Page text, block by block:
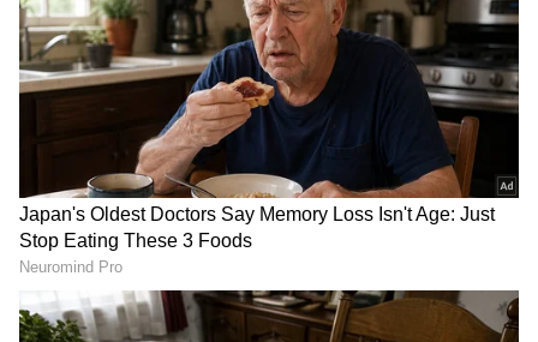
ಸಭೆಯ ನಂತರ ಮಾತನಾಡಿದ ಎಸ್‌.ಆರ್‌.ವಿಶ್ವನಾಥ್‌,
ಬೆಂಗಳೂರು ಕರಗ ಇಡೀ ವಿಶ್ವದಲ್ಲಿ ಹೆಸರುವಾಸಿಯಾಗಿರುವ
ಅಪ್ಡೇಟ್‌ಗಳಿಗಾಗಿ ಏಷ್ಯಾನೆಟ್ ಸುವರ್ಣ ನ್ಯೂಸ್‌ ಫಾಲೋ
ಮಾಡಿ. ಬ್ರೇಕಿಂಗ್ ಸುದ್ದಿ (Latest Kannada News
ವಿಶೇಷ ವರದಿಗಳು ಮತ್ತು ನೇರ ಪ್ರಸಾರಗಳೊಂದಿಗೆ
kannada news live) ಸಂಪೂರ್ಣ ಮಾಹಿತಿ ಒಂದೇ
ಕ್ಲಿಕ್‌ನಲ್ಲಿ ಲಭ್ಯ. ಏಷ್ಯಾನೆಟ್ ಸುವರ್ಣ ನ್ಯೂಸ್ ಅಧಿಕೃತ
ಆ್ಯಪ್ ಡೌನ್‌ಲೋಡ್ ಮಾಡಿ ಹಾಗು ಎಲ್ಲಾ ಅಪ್‌ಡೇಟ್
ಗಳನ್ನು ಪಡೆಯಿರಿ